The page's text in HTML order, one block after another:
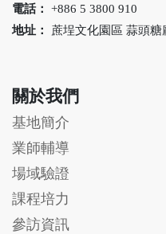
電話： +886 5 3800 910
地址： 蔗埕文化園區 蒜頭
關於我們
基地簡介
業師輔導
場域驗證
課程培力
參訪資訊